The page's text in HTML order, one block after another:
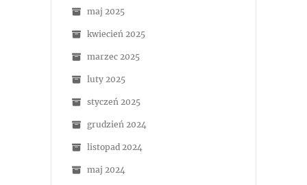
maj 2025
kwiecień 2025
marzec 2025
luty 2025
styczeń 2025
grudzień 2024
listopad 2024
maj 2024